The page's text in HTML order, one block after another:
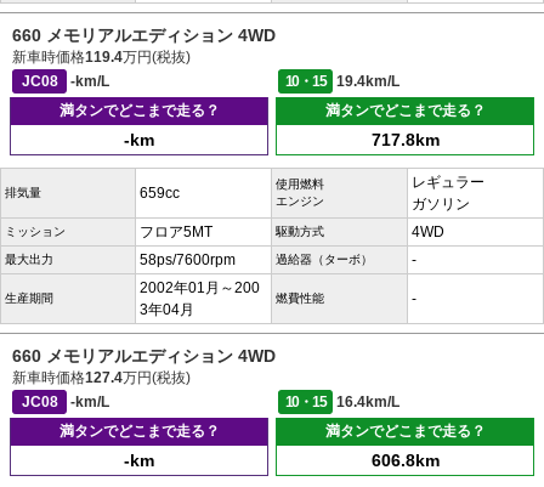
660 メモリアルエディション 4WD
新車時価格119.4万円(税抜)
JC08
-km/L 10・15
19.4km/L
満タンでどこまで走る？
-km
満タンでどこまで走る？
717.8km
排気量 659cc
使用燃料
エンジン
レギュラー
ガソリン
ミッション フロア5MT 駆動方式 4WD
最大出力 58ps/7600rpm 過給器（ターボ） -
生産期間
2002年01月～200
3年04月
燃費性能 -
660 メモリアルエディション 4WD
新車時価格127.4万円(税抜)
JC08
-km/L 10・15
16.4km/L
満タンでどこまで走る？
-km
満タンでどこまで走る？
606.8km